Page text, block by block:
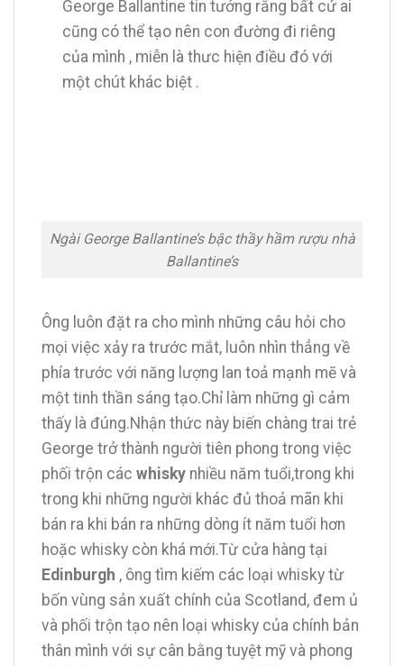
George Ballantine tin tưởng rằng bất cứ ai
cũng có thể tạo nên con đường đi riêng
của mình , miễn là thưc hiện điều đó với
một chút khác biệt .
Ngài George Ballantine’s bậc thầy hầm rượu nhà
Ballantine’s
Ông luôn đặt ra cho mình những câu hỏi cho
mọi việc xảy ra trước mắt, luôn nhìn thẳng về
phía trước với năng lượng lan toả mạnh mẽ và
một tinh thần sáng tạo.Chỉ làm những gì cảm
thấy là đúng.Nhận thức này biến chàng trai trẻ
George trở thành người tiên phong trong việc
phối trộn các whisky nhiều năm tuổi,trong khi
trong khi những người khác đủ thoả mãn khi
bán ra khi bán ra những dòng ít năm tuổi hơn
hoặc whisky còn khá mới.Từ cửa hàng tại
Edinburgh , ông tìm kiếm các loại whisky từ
bốn vùng sản xuất chính của Scotland, đem ủ
và phối trộn tạo nên loại whisky của chính bản
thân mình với sự cân bằng tuyệt mỹ và phong